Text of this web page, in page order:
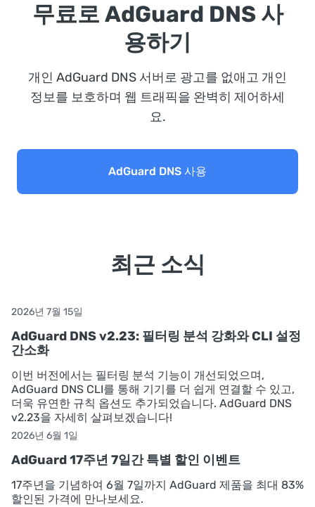
무료로 AdGuard DNS 사
용하기
개인 AdGuard DNS 서버로 광고를 없애고 개인
정보를 보호하며 웹 트래픽을 완벽히 제어하세
요.
AdGuard DNS 사용
최근 소식
2026년 7월 15일
AdGuard DNS v2.23: 필터링 분석 강화와 CLI 설정
간소화
이번 버전에서는 필터링 분석 기능이 개선되었으며,
AdGuard DNS CLI를 통해 기기를 더 쉽게 연결할 수 있고,
더욱 유연한 규칙 옵션도 추가되었습니다. AdGuard DNS
v2.23을 자세히 살펴보겠습니다!
2026년 6월 1일
AdGuard 17주년 7일간 특별 할인 이벤트
17주년을 기념하여 6월 7일까지 AdGuard 제품을 최대 83%
할인된 가격에 만나보세요.